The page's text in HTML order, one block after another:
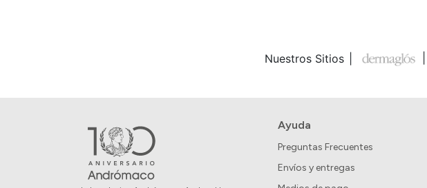
Nuestros Sitios
Ayuda
Preguntas Frecuentes
Envíos y entregas